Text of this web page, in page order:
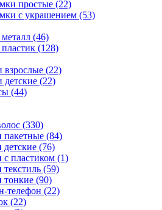
простые (22)
с украшением (53)
(46)
(128)
взрослые (22)
детские (22)
(44)
(330)
пакетные (84)
детские (76)
с пластиком (1)
текстиль (59)
тонкие (90)
телефон (22)
(22)